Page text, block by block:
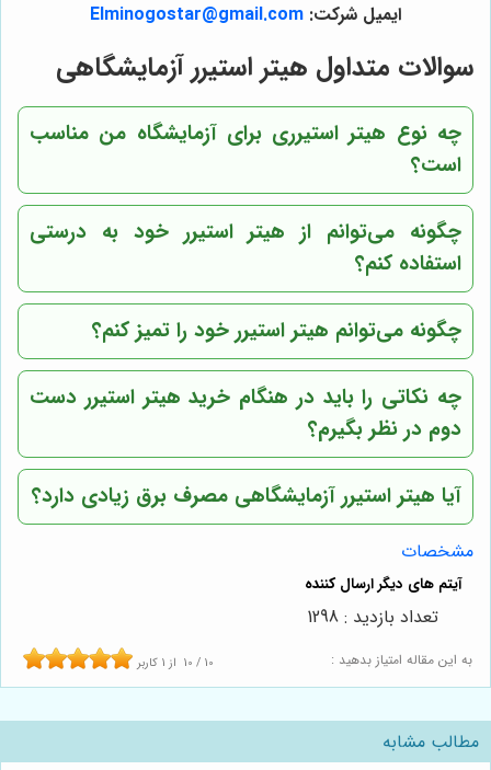
ایمیل شرکت: Elminogostar@gmail.com
سوالات متداول هیتر استیرر آزمایشگاهی
چه نوع هیتر استیرری برای آزمایشگاه من مناسب
است؟
چگونه می‌توانم از هیتر استیرر خود به درستی
استفاده کنم؟
چگونه می‌توانم هیتر استیرر خود را تمیز کنم؟
چه نکاتی را باید در هنگام خرید هیتر استیرر دست
دوم در نظر بگیرم؟
آیا هیتر استیرر آزمایشگاهی مصرف برق زیادی دارد؟
مشخصات
به این مقاله امتیاز بدهید : 10 / 10 از 1 کاربر
تعداد بازدید : 1298
مطالب مشابه